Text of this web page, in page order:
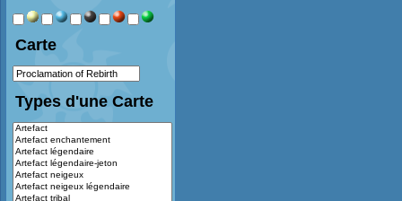
Carte
Types d'une Carte